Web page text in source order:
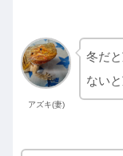
アズキ(妻)
冬だ
ない